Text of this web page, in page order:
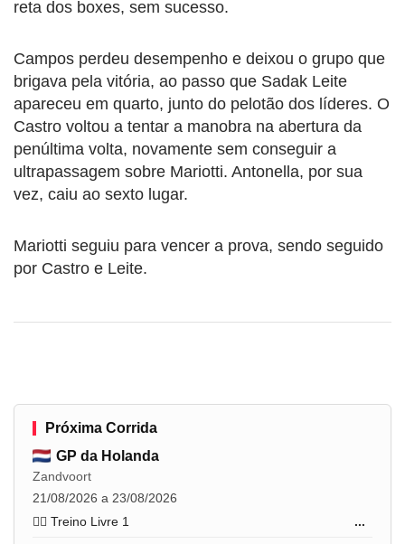
reta dos boxes, sem sucesso.
Campos perdeu desempenho e deixou o grupo que
brigava pela vitória, ao passo que Sadak Leite
apareceu em quarto, junto do pelotão dos líderes. O
Castro voltou a tentar a manobra na abertura da
penúltima volta, novamente sem conseguir a
ultrapassagem sobre Mariotti. Antonella, por sua
vez, caiu ao sexto lugar.
Mariotti seguiu para vencer a prova, sendo seguido
por Castro e Leite.
Próxima Corrida
GP da Holanda
Zandvoort
21/08/2026 a 23/08/2026
🏋️‍♂️ Treino Livre 1
...